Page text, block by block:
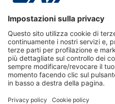
Informativa Privacy Relativa
Creditizie
© 2026 CRIF S.p.A. Tutti i diritti
sottoscritto € 51.941.235,00 di cui